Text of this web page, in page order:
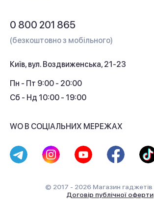
Кешбек
0 800 201 865
(безкоштовно з мобільного)
Київ, вул. Воздвиженська, 21-23
Пн - Пт 9:00 - 20:00
Сб - Нд 10:00 - 19:00
WO В СОЦІАЛЬНИХ МЕРЕЖАХ
© 2017 - 2026 Магазин гаджетів
Договір публічної оферти